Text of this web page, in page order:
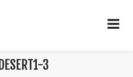
DESERT1-3